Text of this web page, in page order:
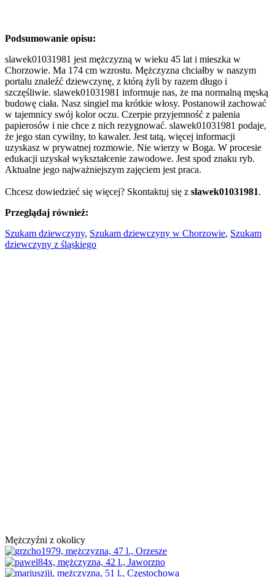
Podsumowanie opisu:
slawek01031981 jest mężczyzną w wieku 45 lat i mieszka w
Chorzowie. Ma 174 cm wzrostu. Mężczyzna chciałby w naszym
portalu znaleźć dziewczynę, z którą żyli by razem długo i
szczęśliwie. slawek01031981 informuje nas, że ma normalną męską
budowę ciała. Nasz singiel ma krótkie włosy. Postanowił zachować
w tajemnicy swój kolor oczu. Czerpie przyjemność z palenia
papierosów i nie chce z nich rezygnować. slawek01031981 podaje,
że jego stan cywilny, to kawaler. Jest tatą, więcej informacji
uzyskasz w prywatnej rozmowie. Nie wierzy w Boga. W procesie
edukacji uzyskał wykształcenie zawodowe. Jest spod znaku ryb.
Aktualne jego najważniejszym zajęciem jest praca.
Chcesz dowiedzieć się więcej? Skontaktuj się z slawek01031981.
Przeglądaj również:
Szukam dziewczyny, Szukam dziewczyny w Chorzowie, Szukam
dziewczyny z śląskiego
Mężczyźni z okolicy